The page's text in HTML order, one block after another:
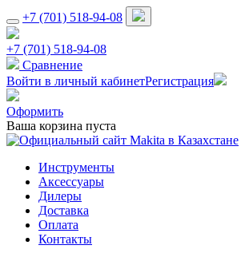
+7 (701) 518-94-08
+7 (701) 518-94-08
Сравнение
Войти в личный кабинетРегистрация
Оформить
Ваша корзина пуста
Инструменты
Аксессуары
Дилеры
Доставка
Оплата
Контакты